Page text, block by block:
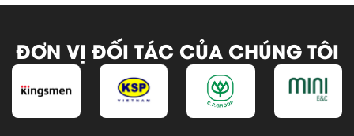
ĐƠN VỊ ĐỐI TÁC CỦA CHÚNG TÔI